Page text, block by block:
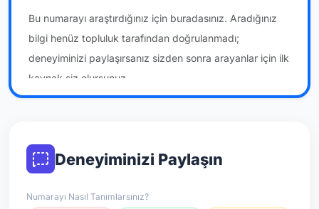
Bu numarayı araştırdığınız için buradasınız. Aradığınız
bilgi henüz topluluk tarafından doğrulanmadı;
deneyiminizi paylaşırsanız sizden sonra arayanlar için ilk
kaynak siz olursunuz.
Deneyiminizi Paylaşın
Numarayı Nasıl Tanımlarsınız?